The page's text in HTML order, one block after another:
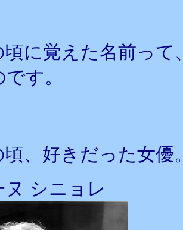
頃に覚えた名前っ
す。
頃、好きだった女優
ヌ シニョレ